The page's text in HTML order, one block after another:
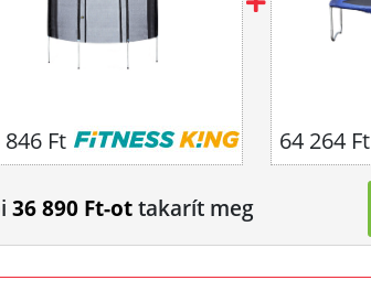
846 Ft 64 264 Ft
36 890 Ft-ottakarít meg